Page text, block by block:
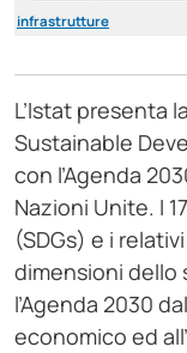
infrastrutture
L’Istat presenta
Sustainable
con l’Agenda
Nazioni Unite. I
(SDGs) e i
dimensioni
l’Agenda 2030
economico ed